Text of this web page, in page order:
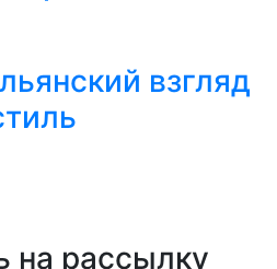
взгляд
на рассылку